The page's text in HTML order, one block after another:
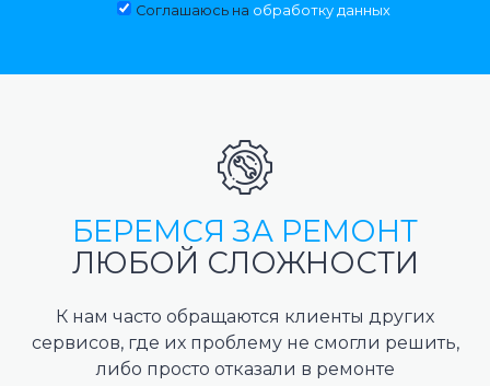
Соглашаюсь на обработку данных
БЕРЕМСЯ ЗА РЕМОНТ
ЛЮБОЙ СЛОЖНОСТИ
К нам часто обращаются клиенты других
сервисов, где их проблему не смогли решить,
либо просто отказали в ремонте